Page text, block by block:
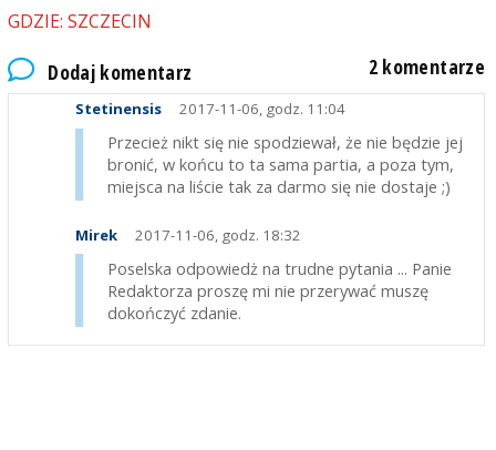
GDZIE: SZCZECIN
Dodaj komentarz 2 komentarze
Stetinensis 2017-11-06, godz. 11:04
Przecież nikt się nie spodziewał, że nie będzie jej
bronić, w końcu to ta sama partia, a poza tym,
miejsca na liście tak za darmo się nie dostaje ;)
Mirek 2017-11-06, godz. 18:32
Poselska odpowiedż na trudne pytania ... Panie
Redaktorza proszę mi nie przerywać muszę
dokończyć zdanie.